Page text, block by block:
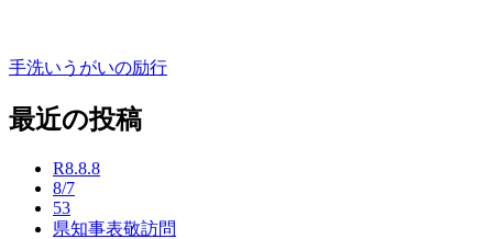
投
稿
手洗いうがいの励行
最近の投稿
R8.8.8
8/7
53
県知事表敬訪問